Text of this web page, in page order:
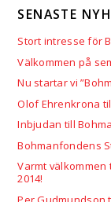
SENASTE
Stort intresse för
Välkommen på
Nu startar vi
Olof Ehrenkrona
Inbjudan till
Bohmanfondens
Varmt
2014!